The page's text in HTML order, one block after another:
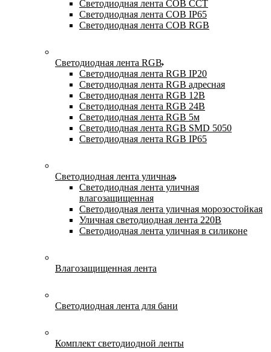
Светодиодная лента COB CCT
Светодиодная лента COB IP65
Светодиодная лента COB RGB
Светодиодная лента RGB
Светодиодная лента RGB IP20
Светодиодная лента RGB адресная
Светодиодная лента RGB 12В
Светодиодная лента RGB 24В
Светодиодная лента RGB 5м
Светодиодная лента RGB SMD 5050
Светодиодная лента RGB IP65
Светодиодная лента уличная
Светодиодная лента уличная
влагозащищенная
Светодиодная лента уличная морозостойкая
Уличная светодиодная лента 220В
Светодиодная лента уличная в силиконе
Влагозащищенная лента
Светодиодная лента для бани
Комплект светодиодной ленты